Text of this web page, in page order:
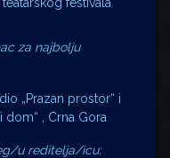
za najbolju
„Prazan prostor“ i
dom“ , Crna Gora
u reditelja/icu: